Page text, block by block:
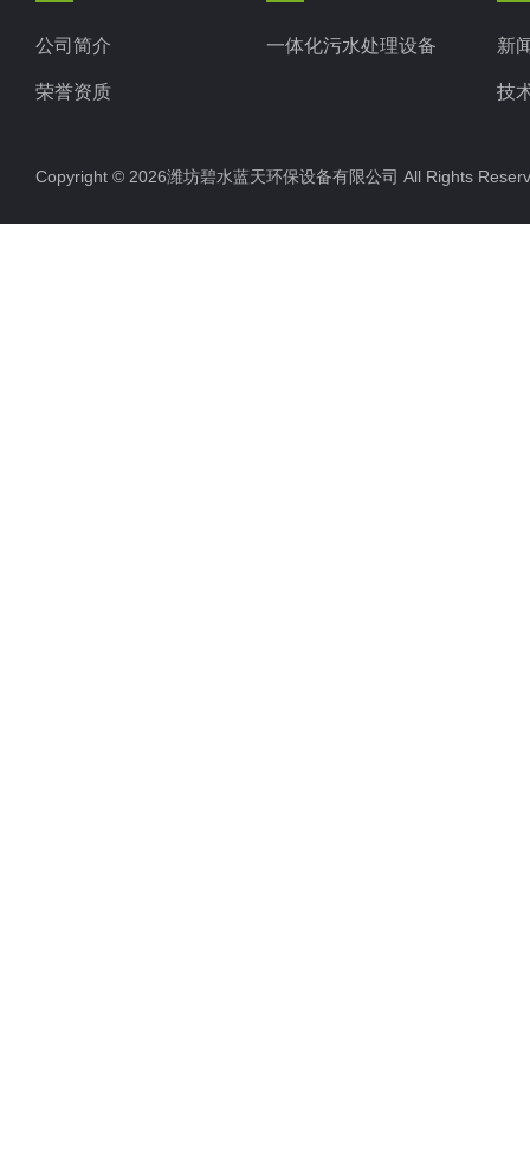
公司简介
荣誉资质
一体化污水处理设备 新
技
Copyright © 2026潍坊碧水蓝天环保设备有限公司 All Rights